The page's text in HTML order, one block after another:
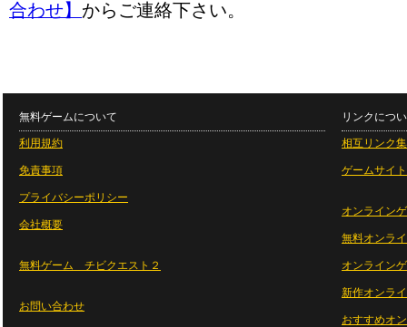
合わせ】 からご連絡下さい。
無料ゲームについて
利用規約
免責事項
プライバシーポリシー
会社概要
無料ゲーム チビクエスト２
お問い合わせ
リンクにつ
相互リンク集
ゲームサイ
オンライン
無料オンラ
オンライン
新作オンラ
おすすめオ